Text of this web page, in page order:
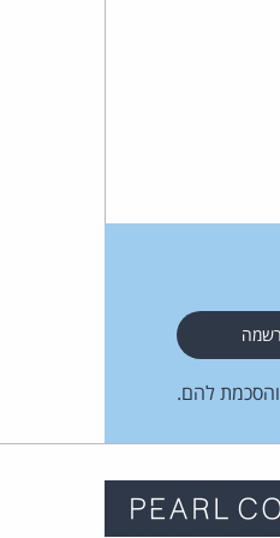
והסכמת להם.